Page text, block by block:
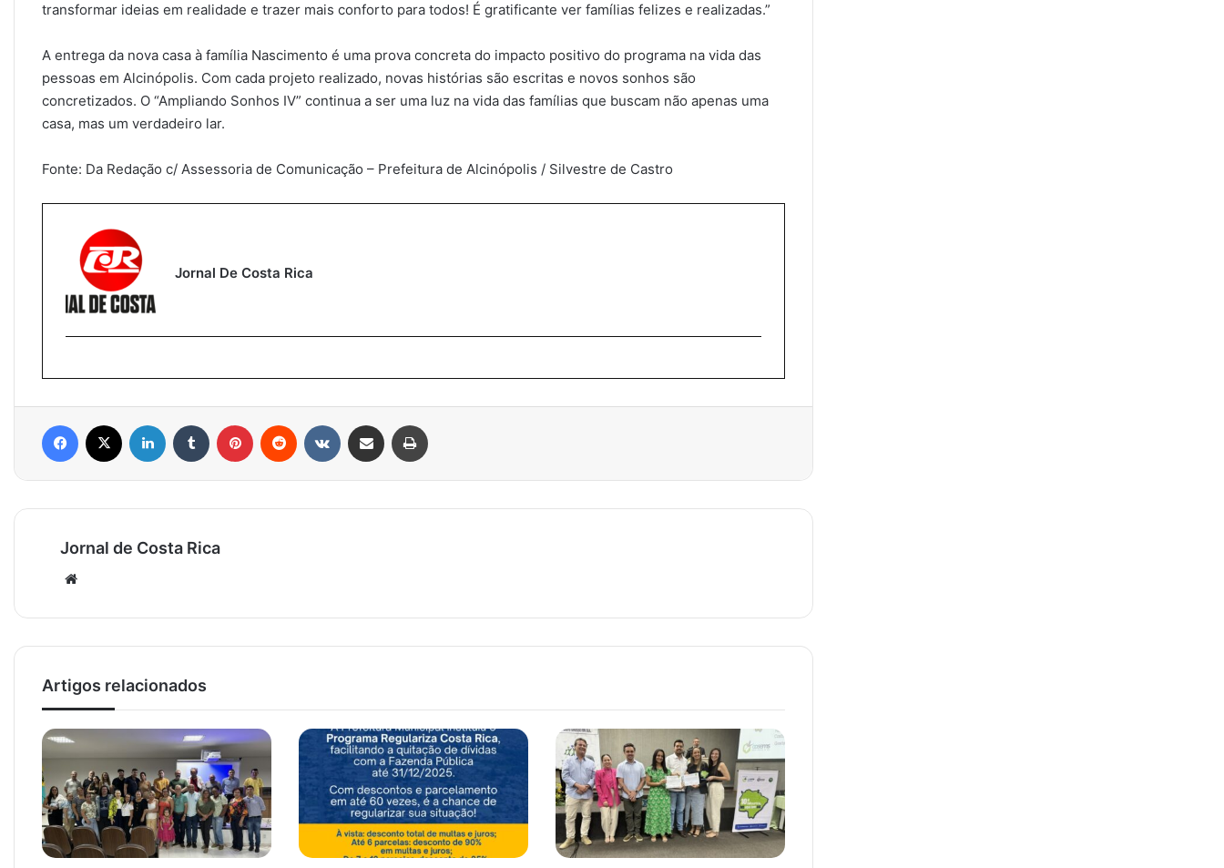
transformar ideias em realidade e trazer mais conforto para todos! É gratificante ver famílias felizes e realizadas.”
A entrega da nova casa à família Nascimento é uma prova concreta do impacto positivo do programa na vida das
pessoas em Alcinópolis. Com cada projeto realizado, novas histórias são escritas e novos sonhos são
concretizados. O “Ampliando Sonhos IV” continua a ser uma luz na vida das famílias que buscam não apenas uma
casa, mas um verdadeiro lar.
Fonte: Da Redação c/ Assessoria de Comunicação – Prefeitura de Alcinópolis / Silvestre de Castro
Jornal De Costa Rica
Facebook Linkedin Tumblr Pinterest Reddit Compartilhar via e-mail
Jornal de Costa Rica
Artigos relacionados